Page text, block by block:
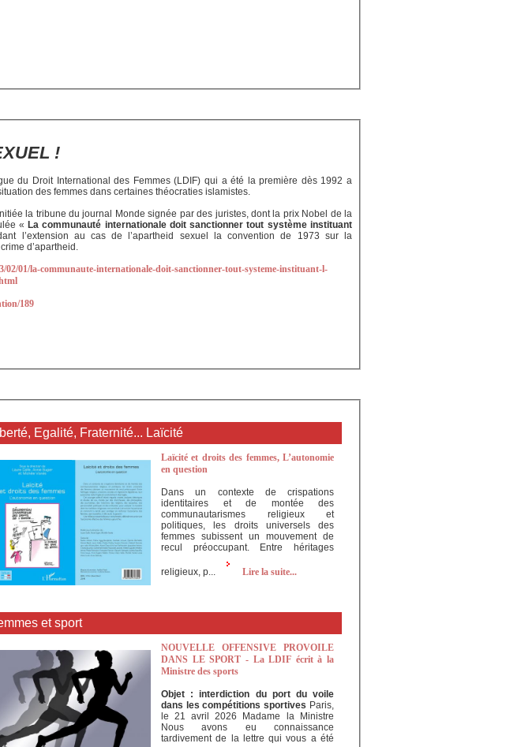
!
du Droit International des Femmes (LDIF) qui a été la première dès 1992 a
des femmes dans certaines théocraties islamistes.
la tribune du journal Monde signée par des juristes, dont la prix Nobel de la
« La communauté internationale doit sanctionner tout système instituant
l’extension au cas de l’apartheid sexuel la convention de 1973 sur la
d’apartheid.
02/01/la-communaute-internationale-doit-sanctionner-tout-systeme-instituant-l-
189
Egalité, Fraternité... Laïcité
Laïcité et droits des femmes, L’autonomie
en question
Dans un contexte de crispations
identitaires et de montée des
communautarismes religieux et
politiques, les droits universels des
femmes subissent un mouvement de
recul préoccupant. Entre héritages
religieux, p... Lire la suite...
et sport
NOUVELLE OFFENSIVE PROVOILE
DANS LE SPORT - La LDIF écrit à la
Ministre des sports
Objet : interdiction du port du voile
dans les compétitions sportives
le 21 avril 2026 Madame la Ministre
Nous avons eu connaissance
tardivement de la lettre qui vous a été